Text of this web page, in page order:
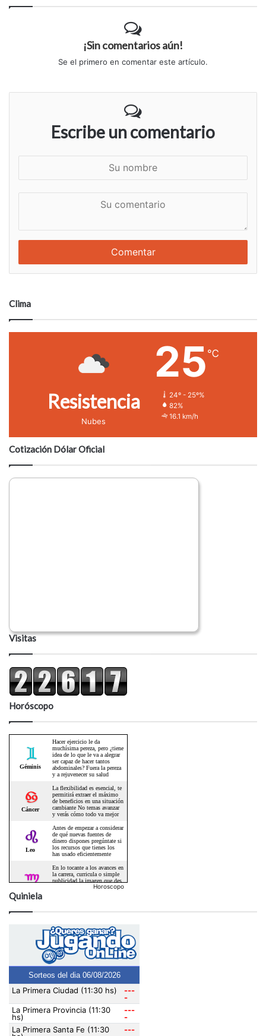
¡Sin comentarios aún!
Se el primero en comentar este artículo.
Escribe un comentario
n
a
i
Clima
Resistencia
Nubes
25 ℃
24º - 25º%
82%
16.1 km/h
Cotización Dólar Oficial
Visitas
Horóscopo
Horoscopo
Quiniela